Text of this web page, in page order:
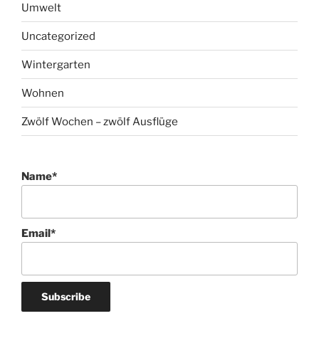
Umwelt
Uncategorized
Wintergarten
Wohnen
Zwölf Wochen – zwölf Ausflüge
Name*
Email*